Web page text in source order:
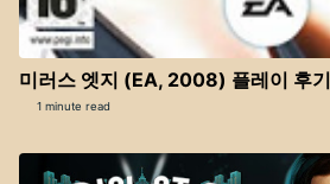
미러스 엣지 (EA, 2008) 플레이 후기
1 minute read